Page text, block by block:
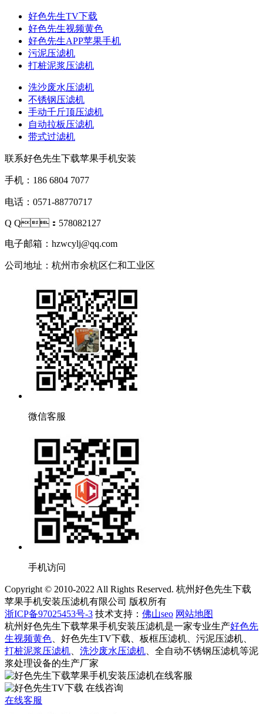
好色先生TV下载
好色先生视频黄色
好色先生APP苹果手机
污泥压滤机
打桩泥浆压滤机
洗沙废水压滤机
不锈钢压滤机
手动千斤顶压滤机
自动拉板压滤机
带式过滤机
联系好色先生下载苹果手机安装
手机：186 6804 7077
电话：0571-88770717
Q Q：578082127
电子邮箱：hzwcylj@qq.com
公司地址：杭州市余杭区仁和工业区
微信客服
手机访问
Copyright © 2010-2022 All Rights Reserved. 杭州好色先生下载
苹果手机安装压滤机有限公司 版权所有
浙ICP备97025453号-3 技术支持： 佛山seo 网站地图
杭州好色先生下载苹果手机安装压滤机是一家专业生产好色先
生视频黄色 、好色先生TV下载、板框压滤机、污泥压滤机、
打桩泥浆压滤机
洗沙废水压滤机 、全自动不锈钢压滤机等泥
浆处理设备的生产厂家
在线客服